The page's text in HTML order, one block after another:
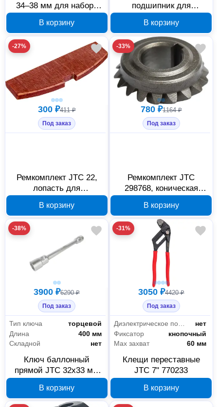
34–38 мм для набора
В корзину
подшипник для
JTC 895304
В корзину
-27%
300 ₽411 ₽
Под заказ
Ремкомплект JTC 22,
лопасть для
JTC 895305
В корзину
-33%
780 ₽1164 ₽
Под заказ
Ремкомплект JTC
298768, коническая
В корзину
-38%
3900 ₽6290 ₽
Под заказ
Тип ключа
торцевой
Длина
400 мм
Складной
нет
Ключ баллонный
прямой JTC 32х33 мм
В корзину
-31%
3050 ₽4420 ₽
Под заказ
Диэлектрическое покрытие
нет
Фиксатор
кнопочный
Мах захват
60 мм
Клещи переставные
JTC 7" 770233
В корзину